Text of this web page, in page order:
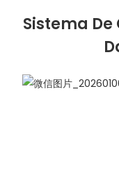
Sistema